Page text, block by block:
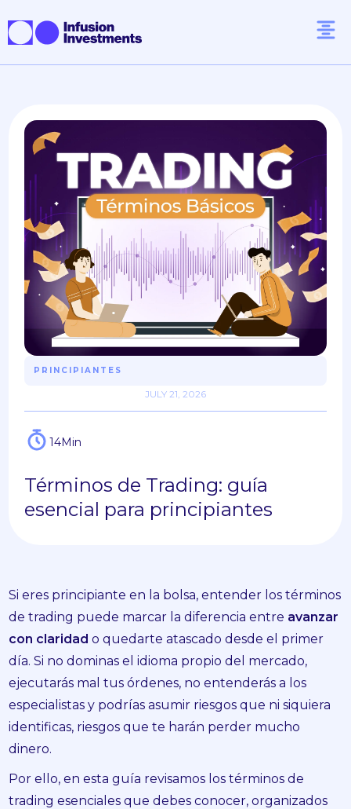
PRINCIPIANTES
JULY 21, 2026
14Min
Términos de Trading: guía
esencial para principiantes
Si eres principiante en la bolsa, entender los términos
de trading puede marcar la diferencia entre avanzar
con claridado quedarte atascado desde el primer
día. Si no dominas el idioma propio del mercado,
ejecutarás mal tus órdenes, no entenderás a los
especialistas y podrías asumir riesgos que ni siquiera
identificas, riesgos que te harán perder mucho
dinero.
Por ello, en esta guía revisamos los términos de
trading esenciales que debes conocer, organizados